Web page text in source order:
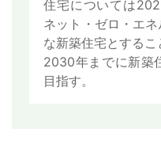
住宅については
ネット・ゼロ・エ
な新築住宅とするこ
2030年までに新築
目指す。